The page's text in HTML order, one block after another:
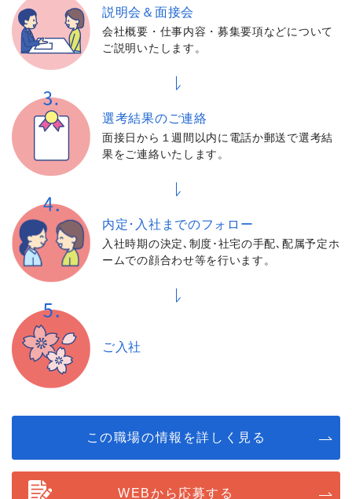
説明会＆面接会
会社概要・仕事内容・募集要項などについて
ご説明いたします。
選考結果のご連絡
面接日から１週間以内に電話か郵送で選考結
果をご連絡いたします。
内定･入社までのフォロー
入社時期の決定､制度･社宅の手配､配属予定ホ
ームでの顔合わせ等を行います。
ご入社
この職場の情報を詳しく見る
WEBから応募する